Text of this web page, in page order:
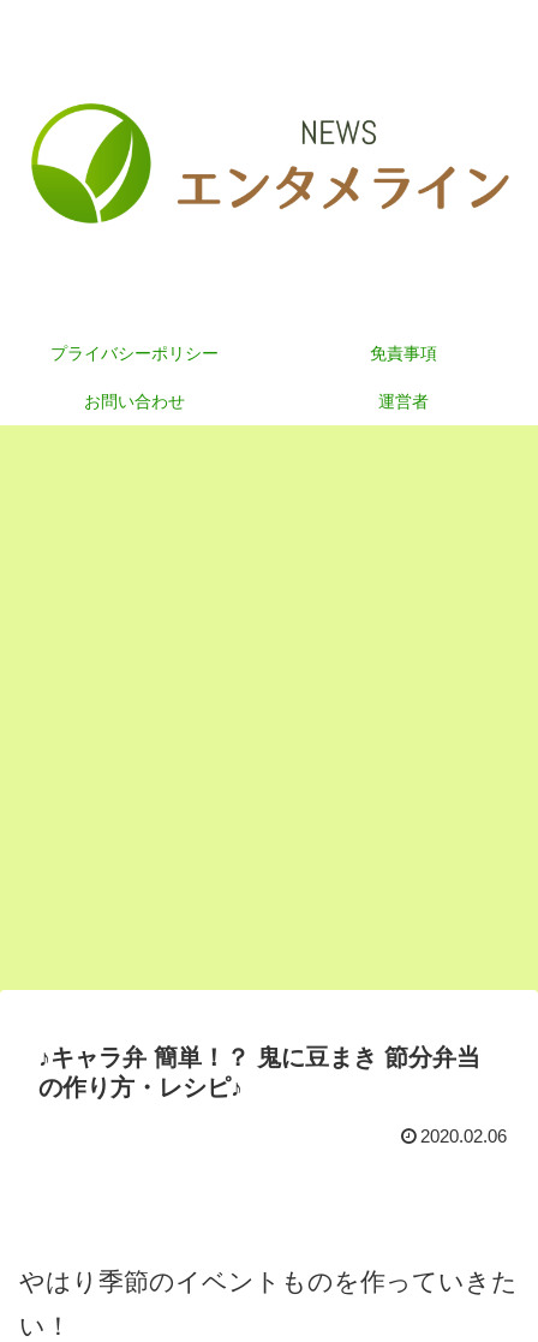
プライバシーポリシー 免責事項
お問い合わせ 運営者
♪キャラ弁 簡単！？ 鬼に豆まき 節分弁当
の作り方・レシピ♪
2020.02.06
やはり季節のイベントものを作っていきた
い！